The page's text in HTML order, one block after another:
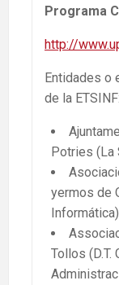
Programa
http://
Entidades o
de la ETSINF:
Potries (La
yermos de
Tollos (D.T.